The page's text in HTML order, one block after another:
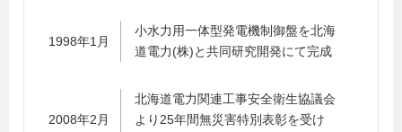
1998年1月
小水力用一体型発電機制御盤を北海
道電力(株)と共同研究開発にて完成
2008年2月
北海道電力関連工事安全衛生協議会
より25年間無災害特別表彰を受け